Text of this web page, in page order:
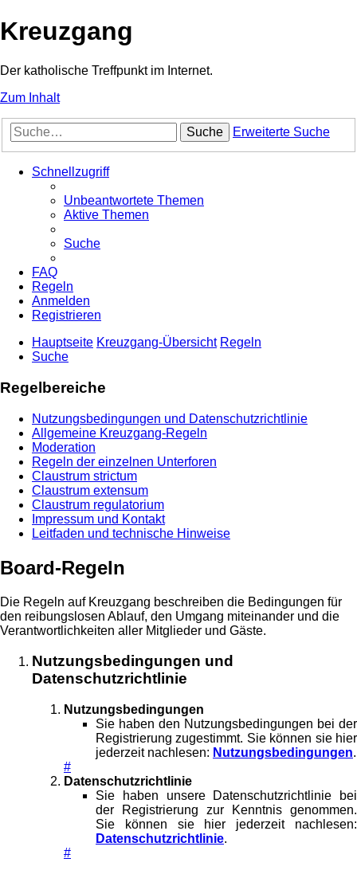
Kreuzgang
Der katholische Treffpunkt im Internet.
Zum Inhalt
Suche Erweiterte Suche
Schnellzugriff
Unbeantwortete Themen
Aktive Themen
Suche
FAQ
Regeln
Anmelden
Registrieren
Hauptseite Kreuzgang-Übersicht Regeln
Suche
Regelbereiche
Nutzungsbedingungen und Datenschutzrichtlinie
Allgemeine Kreuzgang-Regeln
Moderation
Regeln der einzelnen Unterforen
Claustrum strictum
Claustrum extensum
Claustrum regulatorium
Impressum und Kontakt
Leitfaden und technische Hinweise
Board-Regeln
Die Regeln auf Kreuzgang beschreiben die Bedingungen für
den reibungslosen Ablauf, den Umgang miteinander und die
Verantwortlichkeiten aller Mitglieder und Gäste.
Nutzungsbedingungen und
Datenschutzrichtlinie
Nutzungsbedingungen
Sie haben den Nutzungsbedingungen bei der
Registrierung zugestimmt. Sie können sie hier
jederzeit nachlesen: Nutzungsbedingungen.
#
Datenschutzrichtlinie
Sie haben unsere Datenschutzrichtlinie bei
der Registrierung zur Kenntnis genommen.
Sie können sie hier jederzeit nachlesen:
Datenschutzrichtlinie.
#